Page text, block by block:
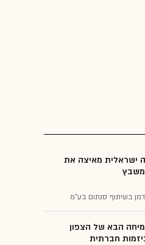
ישראלית מאיצה את
משבץ
בשיתוף סנתום בע"מ
הבא של הצפון
חברתית